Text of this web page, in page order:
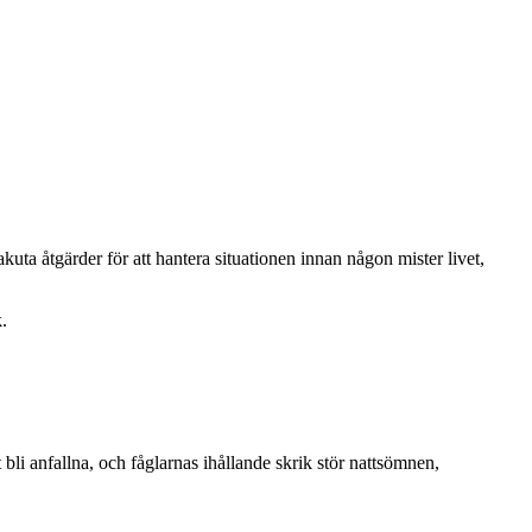
åtgärder för att hantera situationen innan någon mister livet,
anfallna, och fåglarnas ihållande skrik stör nattsömnen,